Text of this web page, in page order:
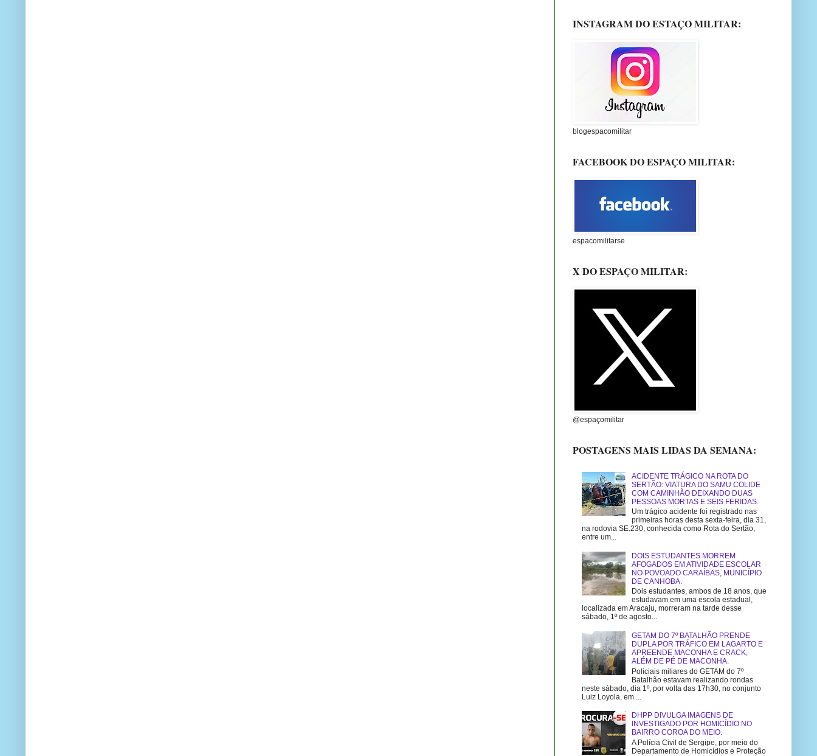
INSTAGRAM DO ESTAÇO MILITAR:
blogespacomilitar
FACEBOOK DO ESPAÇO MILITAR:
espacomilitarse
X DO ESPAÇO MILITAR:
@espaçomilitar
POSTAGENS MAIS LIDAS DA SEMANA:
ACIDENTE TRÁGICO NA ROTA DO
SERTÃO: VIATURA DO SAMU COLIDE
COM CAMINHÃO DEIXANDO DUAS
PESSOAS MORTAS E SEIS FERIDAS.
Um trágico acidente foi registrado nas
primeiras horas desta sexta-feira, dia 31,
na rodovia SE.230, conhecida como Rota do Sertão,
entre um...
DOIS ESTUDANTES MORREM
AFOGADOS EM ATIVIDADE ESCOLAR
NO POVOADO CARAÍBAS, MUNICÍPIO
DE CANHOBA.
Dois estudantes, ambos de 18 anos, que
estudavam em uma escola estadual,
localizada em Aracaju, morreram na tarde desse
sábado, 1º de agosto...
GETAM DO 7º BATALHÃO PRENDE
DUPLA POR TRÁFICO EM LAGARTO E
APREENDE MACONHA E CRACK,
ALÉM DE PÉ DE MACONHA.
Policiais miliares do GETAM do 7º
Batalhão estavam realizando rondas
neste sábado, dia 1º, por volta das 17h30, no conjunto
Luiz Loyola, em ...
DHPP DIVULGA IMAGENS DE
INVESTIGADO POR HOMICÍDIO NO
BAIRRO COROA DO MEIO.
A Polícia Civil de Sergipe, por meio do
Departamento de Homicídios e Proteção